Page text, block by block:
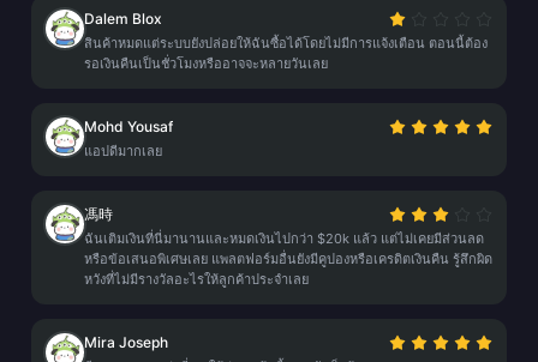
Dalem Blox
สินค้าหมดแต่ระบบยังปล่อยให้ฉันซื้อได้โดยไม่มีการแจ้งเตือน ตอนนี้ต้อง
รอเงินคืนเป็นชั่วโมงหรืออาจจะหลายวันเลย
Mohd Yousaf
แอปดีมากเลย
馮時
ฉันเติมเงินที่นี่มานานและหมดเงินไปกว่า $20k แล้ว แต่ไม่เคยมีส่วนลด
หรือข้อเสนอพิเศษเลย แพลตฟอร์มอื่นยังมีคูปองหรือเครดิตเงินคืน รู้สึกผิด
หวังที่ไม่มีรางวัลอะไรให้ลูกค้าประจำเลย
Mira Joseph